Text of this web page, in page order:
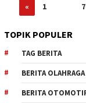
« 1
TOPIK POPULER
TAG BERITA
BERITA OLAHRAGA
BERITA